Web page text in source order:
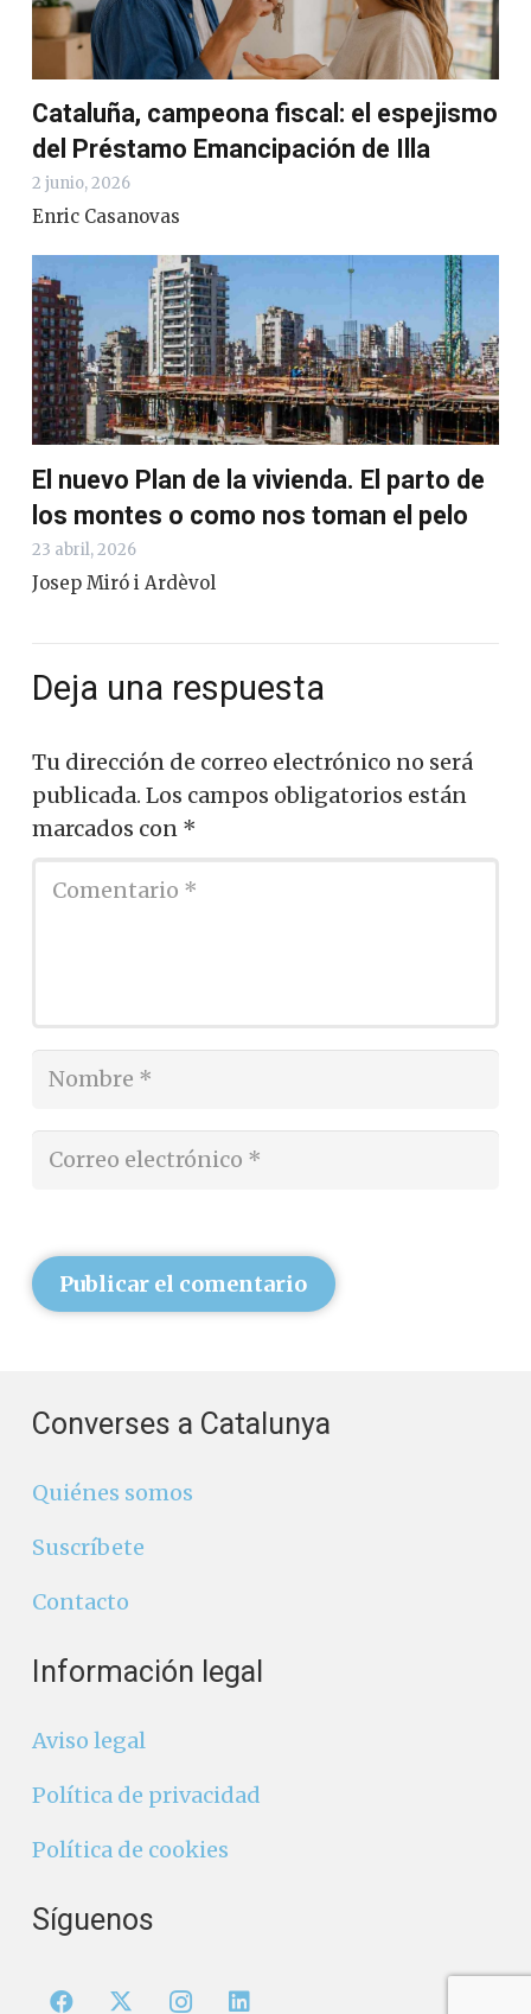
Cataluña, campeona fiscal: el espejismo
del Préstamo Emancipación de Illa
2 junio, 2026
Enric Casanovas
El nuevo Plan de la vivienda. El parto de
los montes o como nos toman el pelo
23 abril, 2026
Josep Miró i Ardèvol
Deja una respuesta
Tu dirección de correo electrónico no será
publicada. Los campos obligatorios están
marcados con *
Publicar el comentario
Converses a Catalunya
Quiénes somos
Suscríbete
Contacto
Información legal
Aviso legal
Política de privacidad
Política de cookies
Síguenos